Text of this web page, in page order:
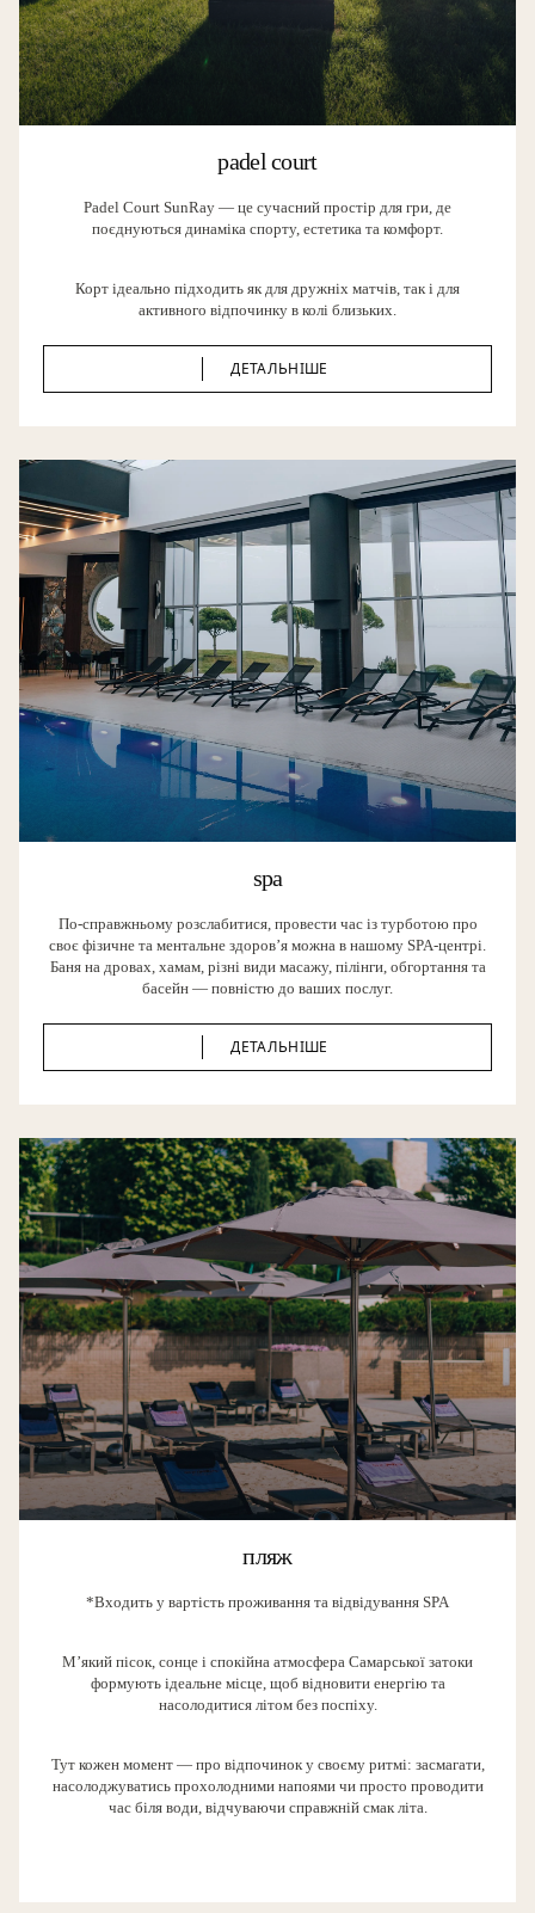
padel court
Padel Court SunRay — це сучасний простір для гри, де
поєднуються динаміка спорту, естетика та комфорт.
Корт ідеально підходить як для дружніх матчів, так і для
активного відпочинку в колі близьких.
ДЕТАЛЬНІШЕ
ДЕТАЛЬНІШЕ
spa
По-справжньому розслабитися, провести час із турботою про
своє фізичне та ментальне здоров’я можна в нашому SPA-центрі.
Баня на дровах, хамам, різні види масажу, пілінги, обгортання та
басейн — повністю до ваших послуг.
ДЕТАЛЬНІШЕ
ДЕТАЛЬНІШЕ
пляж
*Входить у вартість проживання та відвідування SPA
М’який пісок, сонце і спокійна атмосфера Самарської затоки
формують ідеальне місце, щоб відновити енергію та
насолодитися літом без поспіху.
Тут кожен момент — про відпочинок у своєму ритмі: засмагати,
насолоджуватись прохолодними напоями чи просто проводити
час біля води, відчуваючи справжній смак літа.